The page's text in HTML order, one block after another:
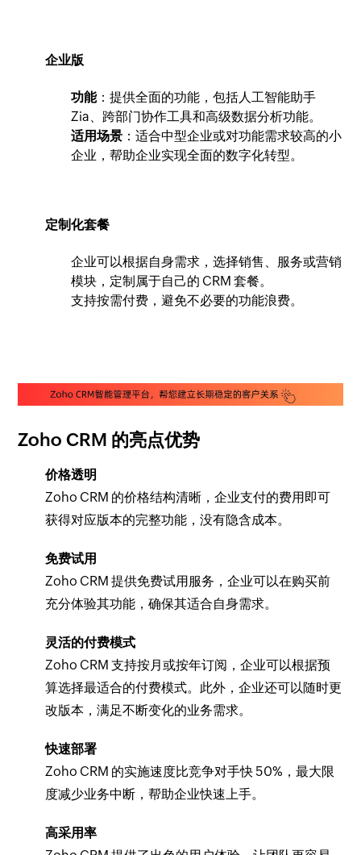
企业版
功能：提供全面的功能，包括人工智能助手
Zia、跨部门协作工具和高级数据分析功能。
适用场景 ：适合中型企业或对功能需求较高的小
企业，帮助企业实现全面的数字化转型。
定制化套餐
企业可以根据自身需求，选择销售、服务或营销
模块，定制属于自己的 CRM 套餐。
支持按需付费，避免不必要的功能浪费。
Zoho CRM 的亮点优势
价格透明
Zoho CRM 的价格结构清晰，企业支付的费用即可
获得对应版本的完整功能，没有隐含成本。
免费试用
Zoho CRM 提供免费试用服务，企业可以在购买前
充分体验其功能，确保其适合自身需求。
灵活的付费模式
Zoho CRM 支持按月或按年订阅，企业可以根据预
算选择最适合的付费模式。此外，企业还可以随时更
改版本，满足不断变化的业务需求。
快速部署
Zoho CRM 的实施速度比竞争对手快 50%，最大限
度减少业务中断，帮助企业快速上手。
高采用率